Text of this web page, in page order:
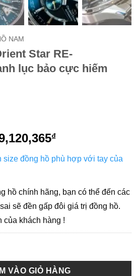
NAM
Star RE-
lục bảo cực hiếm
₫Giá
tại
19,120,365₫.
size đồng hồ phù hợp với tay của
hồ chính hãng, bạn có thể đến các
sẽ đền gấp đôi giá trị đồng hồ.
của khách hàng !
RE-AV0114E00B xanh lục bảo cực
VÀO GIỎ HÀNG